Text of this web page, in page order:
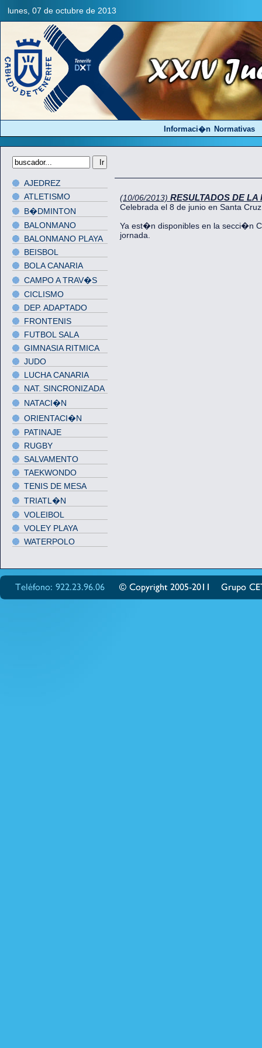
lunes, 07 de octubre de 2013
AJEDREZ
ATLETISMO
B�DMINTON
BALONMANO
BALONMANO PLAYA
BEISBOL
BOLA CANARIA
CAMPO A TRAV�S
CICLISMO
DEP. ADAPTADO
FRONTENIS
FUTBOL SALA
GIMNASIA RITMICA
JUDO
LUCHA CANARIA
NAT. SINCRONIZADA
NATACI�N
ORIENTACI�N
PATINAJE
RUGBY
SALVAMENTO
TAEKWONDO
TENIS DE MESA
TRIATL�N
VOLEIBOL
VOLEY PLAYA
WATERPOLO
(10/06/2013)RESULTADOS DE LA
Celebrada el 8 de junio en Santa
Ya est�n disponibles en la secci�n
jornada.
Informaci�n Normativas